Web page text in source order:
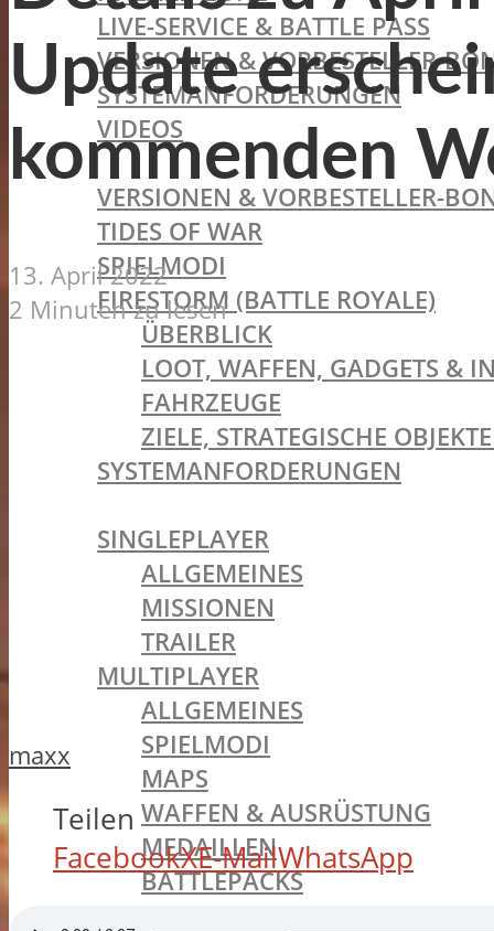
LIVE-SERVICE & BATTLE PASS
VERSIONEN & VORBESTELLER-
SYSTEMANFORDERUNGEN
VIDEOS
BATTLEFIELD V
VERSIONEN & VORBESTELLER-
TIDES OF WAR
SPIELMODI
FIRESTORM (BATTLE ROYALE)
ÜBERBLICK
LOOT, WAFFEN, GADGETS &
FAHRZEUGE
ZIELE, STRATEGISCHE
SYSTEMANFORDERUNGEN
SINGLEPLAYER
ALLGEMEINES
MISSIONEN
TRAILER
MULTIPLAYER
ALLGEMEINES
SPIELMODI
MAPS
WAFFEN & AUSRÜSTUNG
MEDAILLEN
BATTLEPACKS
Update
kommenden
13. April 2022
2 Minuten zu lesen
maxx
Teilen
FacebookXE-MailWhatsApp